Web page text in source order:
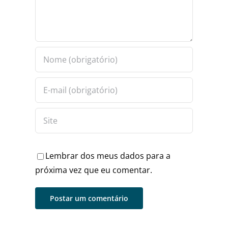
Lembrar dos meus dados para a
próxima vez que eu comentar.